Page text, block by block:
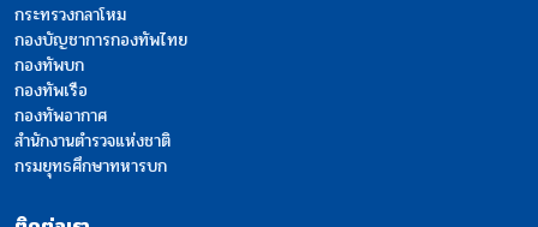
กระทรวงกลาโหม
กองบัญชาการกองทัพไทย
กองทัพบก
กองทัพเรือ
กองทัพอากาศ
สำนักงานตำรวจแห่งชาติ
กรมยุทธศึกษาทหารบก